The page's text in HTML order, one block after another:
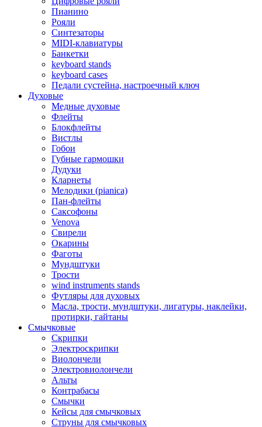
Пианино
Рояли
Синтезаторы
MIDI-клавиатуры
Банкетки
keyboard stands
keyboard cases
Педали сустейна, настроечный ключ
Духовые
Медные духовые
Флейты
Блокфлейты
Вистлы
Гобои
Губные гармошки
Дудуки
Кларнеты
Мелодики (pianica)
Пан-флейты
Саксофоны
Venova
Свирели
Окарины
Фаготы
Мундштуки
Трости
wind instruments stands
Футляры для духовых
Масла, трости, мундштуки, лигатуры, наклейки,
протирки, гайтаны
Смычковые
Скрипки
Электроскрипки
Виолончели
Электровиолончели
Альты
Контрабасы
Смычки
Кейсы для смычковых
Струны для смычковых